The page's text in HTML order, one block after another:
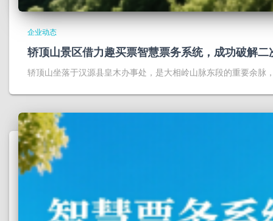
企业动态
轿顶山景区借力趣买票智慧票务系统，成功破解
轿顶山坐落于汉源县皇木办事处，是大相岭山脉东段的重要余脉